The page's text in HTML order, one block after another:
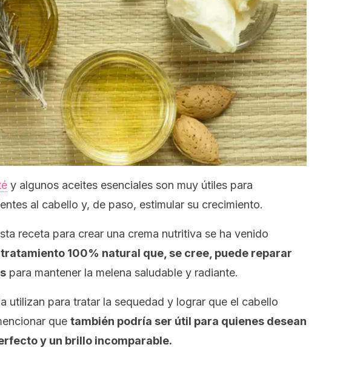
y algunos aceites esenciales son muy útiles para
al cabello y, de paso, estimular su crecimiento.
receta para crear una crema nutritiva se ha venido
100% natural que, se cree, puede reparar
para mantener la melena saludable y radiante.
utilizan para tratar la sequedad y lograr que el cabello
que también podría ser útil para quienes desean
y un brillo incomparable.